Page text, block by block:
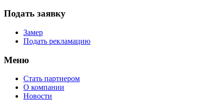
Подать заявку
Замер
Подать рекламацию
Меню
Стать партнером
О компании
Новости